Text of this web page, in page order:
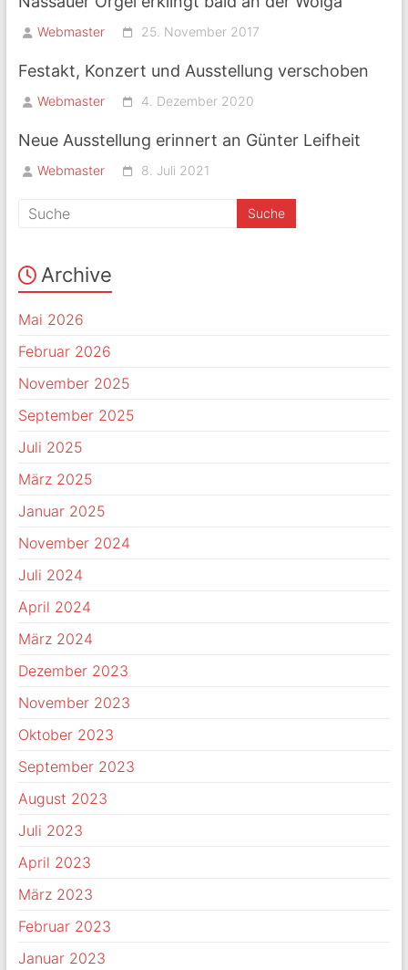
Webmaster 25. November 2017
Festakt, Konzert und Ausstellung verschoben
Webmaster 4. Dezember 2020
Neue Ausstellung erinnert an Günter Leifheit
Webmaster 8. Juli 2021
Archive
Mai 2026
Februar 2026
November 2025
September 2025
Juli 2025
März 2025
Januar 2025
November 2024
Juli 2024
April 2024
März 2024
Dezember 2023
November 2023
Oktober 2023
September 2023
August 2023
Juli 2023
April 2023
März 2023
Februar 2023
Januar 2023